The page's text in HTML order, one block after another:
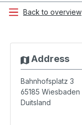
Back to overview
Address
Bahnhofsplatz 3
65185 Wiesbaden
Duitsland